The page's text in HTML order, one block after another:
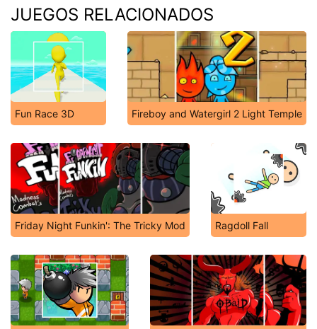
JUEGOS RELACIONADOS
Fun Race 3D Fireboy and Watergirl 2 Light Temple
Friday Night Funkin': The Tricky Mod Ragdoll Fall